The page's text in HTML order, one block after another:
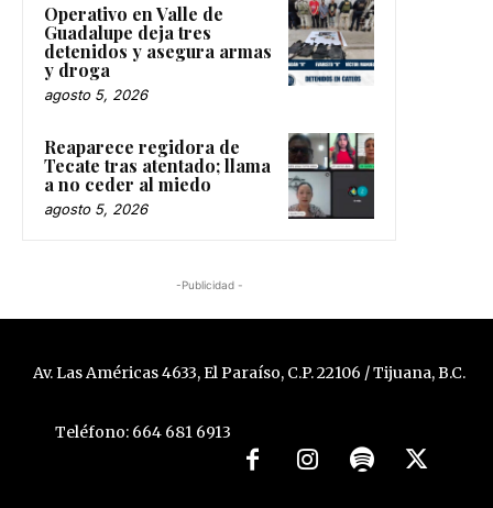
Operativo en Valle de
Guadalupe deja tres
detenidos y asegura armas
y droga
agosto 5, 2026
Reaparece regidora de
Tecate tras atentado; llama
a no ceder al miedo
agosto 5, 2026
-Publicidad -
Av. Las Américas 4633, El Paraíso, C.P. 22106 / Tijuana, B.C.
Teléfono: 664 681 6913